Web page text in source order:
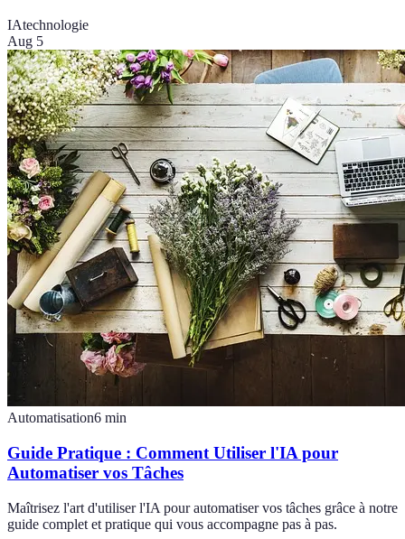
IAtechnologie
Aug 5
Automatisation6 min
Guide Pratique : Comment Utiliser l'IA pour
Automatiser vos Tâches
Maîtrisez l'art d'utiliser l'IA pour automatiser vos tâches grâce à notre
guide complet et pratique qui vous accompagne pas à pas.